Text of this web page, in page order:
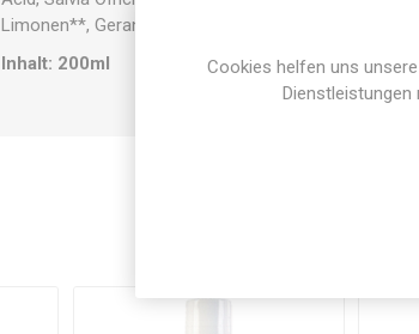
Limonen**, Geraniol**, *aus kontrolliert biol. Anbau,
Inhalt: 200ml
Cookies helfen uns
Dienstleistungen